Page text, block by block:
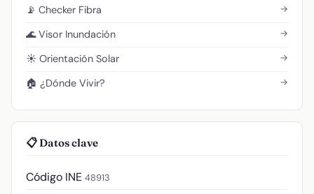
📡 Checker Fibra →
🌊 Visor Inundación →
☀️ Orientación Solar →
🏠 ¿Dónde Vivir? →
📋 Datos clave
Código INE 48913